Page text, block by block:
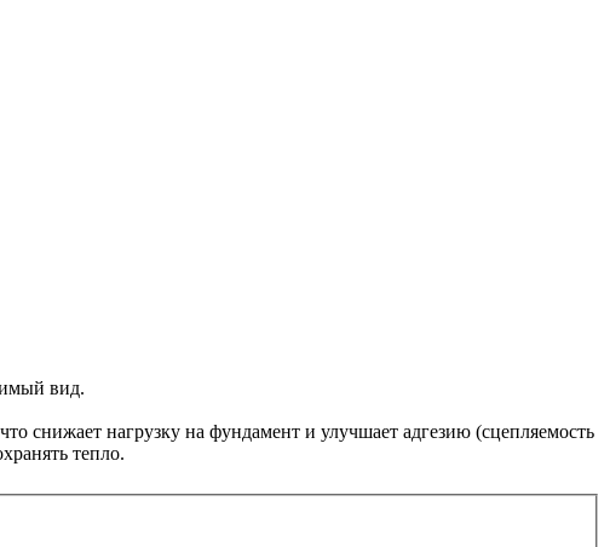
вид.
снижает нагрузку на фундамент и улучшает адгезию (сцепляемость
тепло.